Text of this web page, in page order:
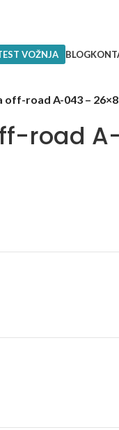
VOŽNJA BLOG
off-road A-043 –
road